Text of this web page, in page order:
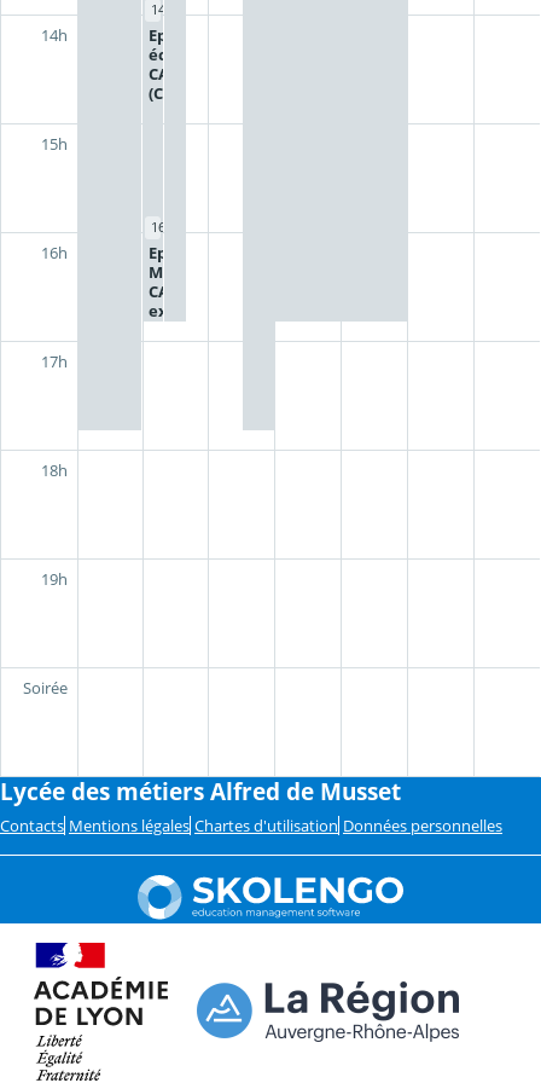
14:00 - 15:00
Epreuve
écrite PSE
CAP
(Candidats
16:00 - 17:00
Epreuve écrite
Mathématiques
CAP (candidats
extérieurs)
14h
15h
16h
17h
18h
19h
Soirée
Lycée des métiers Alfred de Musset
Contacts Mentions légales Chartes d'utilisation Données personnelles